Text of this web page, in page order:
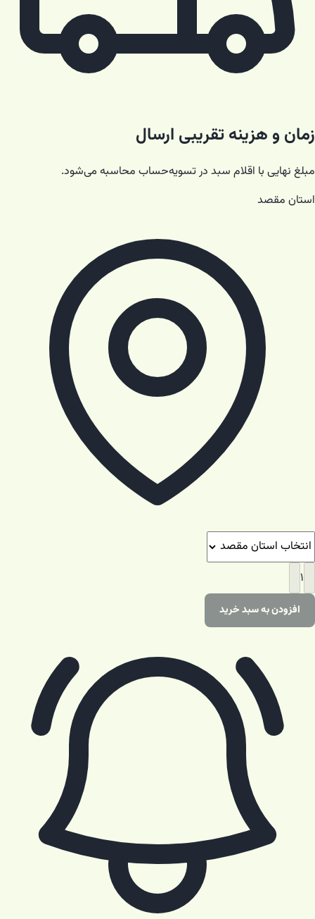
زمان و هزینه تقریبی ارسال
مبلغ نهایی با اقلام سبد در تسویه‌حساب محاسبه می‌شود.
استان مقصد
۱
افزودن به سبد خرید